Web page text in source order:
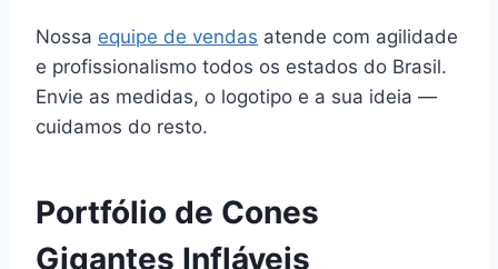
Nossa equipe de vendas atende com agilidade
e profissionalismo todos os estados do Brasil.
Envie as medidas, o logotipo e a sua ideia —
cuidamos do resto.
Portfólio de Cones
Gigantes Infláveis